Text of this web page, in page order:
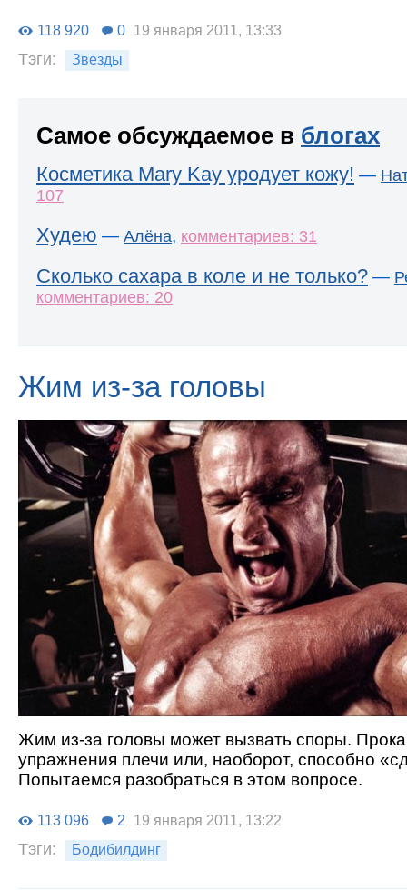
118 920 0 19 января 2011, 13:33
Тэги: Звезды
Самое обсуждаемое в блогах
Косметика Mary Kay уродует кожу! —
107
Худею — Алёна, комментариев: 31
Сколько сахара в коле и не только? —
комментариев: 20
Жим из-за головы
Жим из-за головы может вызвать споры.
упражнения плечи или, наоборот, способно
Попытаемся разобраться в этом вопросе.
113 096 2 19 января 2011, 13:22
Тэги: Бодибилдинг